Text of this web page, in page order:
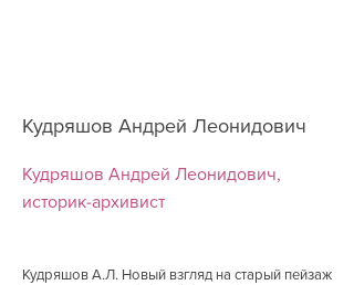
Кудряшов Андрей Леонидович
Кудряшов Андрей Леонидович,
историк-архивист
Кудряшов А.Л. Новый взгляд на старый пейзаж